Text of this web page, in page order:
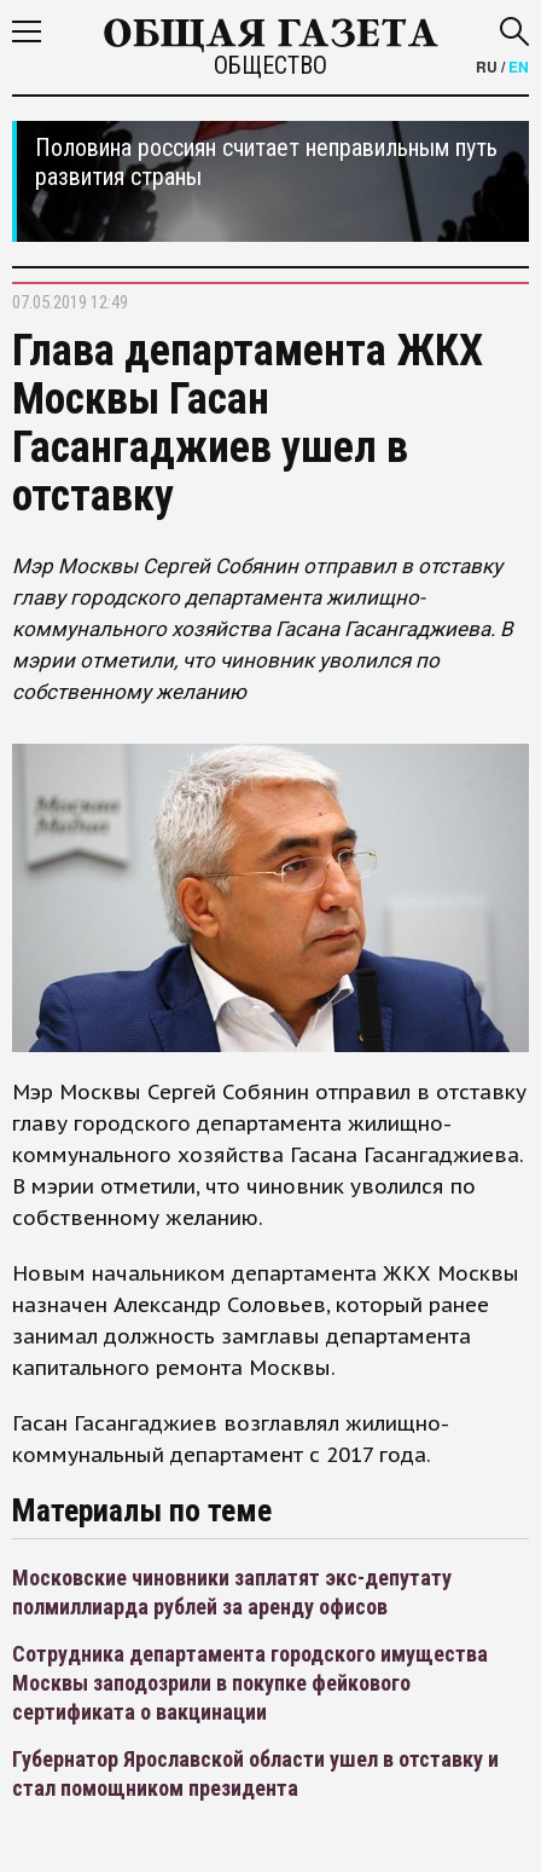
ОБЩЕСТВО RU /EN
Половина россиян считает неправильным путь
развития страны
07.05.2019 12:49
Глава департамента ЖКХ
Москвы Гасан
Гасангаджиев ушел в
отставку
Мэр Москвы Сергей Собянин отправил в отставку
главу городского департамента жилищно-
коммунального хозяйства Гасана Гасангаджиева. В
мэрии отметили, что чиновник уволился по
собственному желанию
Мэр Москвы Сергей Собянин отправил в отставку
главу городского департамента жилищно-
коммунального хозяйства Гасана Гасангаджиева.
В мэрии отметили, что чиновник уволился по
собственному желанию.
Новым начальником департамента ЖКХ Москвы
назначен Александр Соловьев, который ранее
занимал должность замглавы департамента
капитального ремонта Москвы.
Гасан Гасангаджиев возглавлял жилищно-
коммунальный департамент с 2017 года.
Материалы по теме
Московские чиновники заплатят экс-депутату
полмиллиарда рублей за аренду офисов
Сотрудника департамента городского имущества
Москвы заподозрили в покупке фейкового
сертификата о вакцинации
Губернатор Ярославской области ушел в отставку и
стал помощником президента